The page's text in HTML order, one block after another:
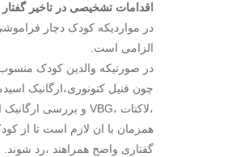
اقدامات تشخیصی در تاخیر
در مواردیکه کودک دچار
الزامی است.
در صورتیکه والدین کودک منسوب
چون فنیل کتونوری،ارگانیک
،لاکتات ،VBG و بررسی ارگانیک اسدهای اداری ویا بررسی اسیدهای امینه سرم انجام شود.
همزمان با ان لازم است تا از
گفتاری واضح همراهند ،رد شوند.